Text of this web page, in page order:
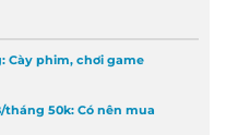
Cày phim, chơi game
tháng 50k: Có nên mua